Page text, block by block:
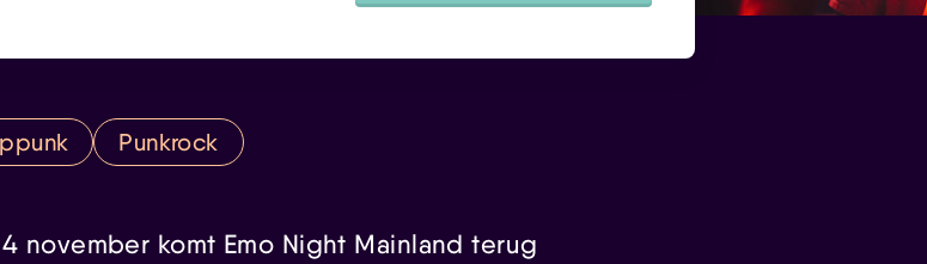
Punkrock
november komt Emo Night Mainland terug